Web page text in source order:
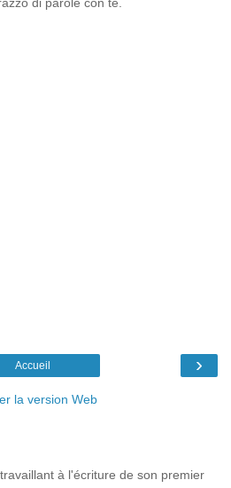
›
Accueil
la version Web
à l'écriture de son premier